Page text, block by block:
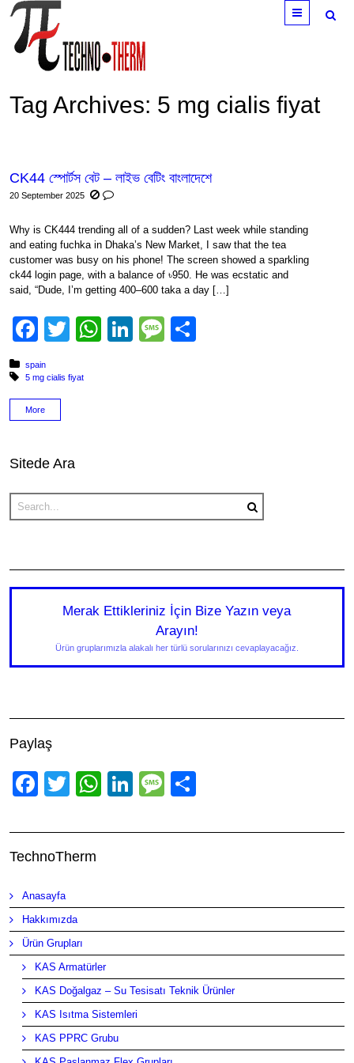
Menu
Tag Archives: 5 mg cialis fiyat
CK44 স্পোর্টস বেট – লাইভ বেটিং বাংলাদেশে
20 September 2025
Why is CK444 trending all of a sudden? Last week while standing
and eating fuchka in Dhaka’s New Market, I saw that the tea
customer was busy on his phone! The screen showed a sparkling
ck44 login page, with a balance of ৳950. He was ecstatic and
said, “Dude, I’m getting 400–600 taka a day […]
Facebook
TwitterWhatsApp
LinkedIn
Message
Posted in:
spain
Tagged with:
5 mg cialis fiyat
More
Sitede Ara
Merak Ettikleriniz İçin Bize Yazın veya
Arayın!
Ürün gruplarımızla alakalı her türlü sorularınızı cevaplayacağız.
Paylaş
Facebook
Twitter
WhatsApp
LinkedIn
Message
TechnoTherm
Anasayfa
Hakkımızda
Ürün Grupları
KAS Armatürler
KAS Doğalgaz – Su Tesisatı Teknik Ürünler
KAS Isıtma Sistemleri
KAS PPRC Grubu